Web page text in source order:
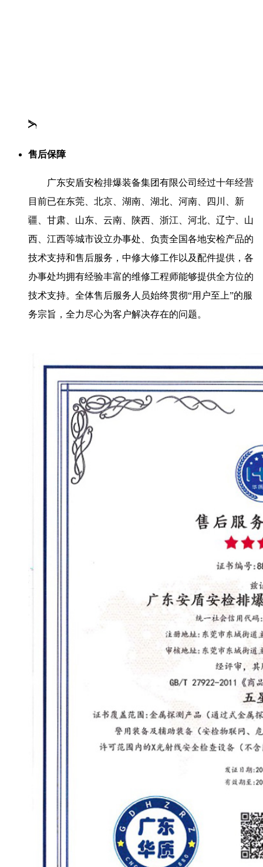
售后保障
广东安盾安检排爆装备集团有限公司经过十年经营
目前已在东莞、北京、湖南、湖北、河南、四川、新
疆、甘肃、山东、云南、陕西、浙江、河北、辽宁、山
西、江西等城市设立办事处、负责全国各地安检产品的
技术支持和售后服务，中修大修工作以及配件提供，各
办事处均拥有经验丰富的维修工程师能够提供全方位的
技术支持。全体售后服务人员始终贯彻“用户至上”的服
务宗旨，全力尽心为客户解决存在的问题。